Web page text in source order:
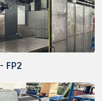
FP2